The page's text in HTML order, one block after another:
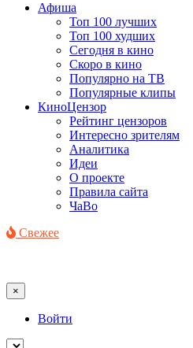
Афиша
Топ 100 лучших
Топ 100 худших
Сегодня в кино
Скоро в кино
Популярно на ТВ
Популярные клипы
КиноЦензор
Рейтинг цензоров
Интересно зрителям
Аналитика
Идеи
О проекте
Правила сайта
ЧаВо
Свежее
×
Войти